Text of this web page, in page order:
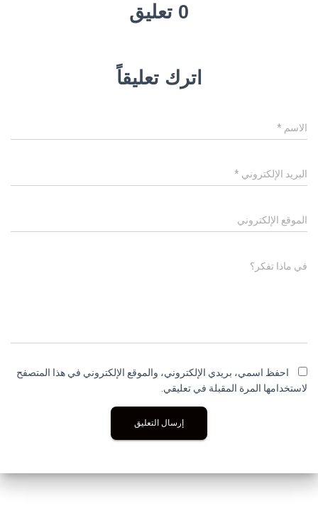
0 تعليق
اترك تعليقاً
الاسم *
البريد الإلكتروني *
الموقع الإلكتروني
في ماذا تفكر؟
احفظ اسمي، بريدي الإلكتروني، والموقع الإلكتروني في هذا المتصفح
لاستخدامها المرة المقبلة في تعليقي.